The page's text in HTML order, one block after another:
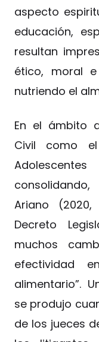
aspecto
educación,
resultan
ético, moral
nutriendo el
En el ámbito
Civil como
Ariano
Decreto
muchos
efectividad
alimentario”.
se produjo
de los jueces